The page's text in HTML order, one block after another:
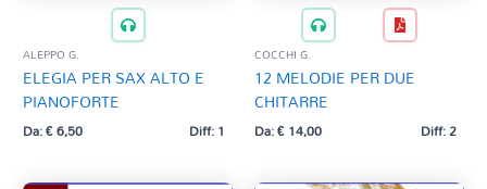
ALEPPO G.
ELEGIA PER SAX ALTO E
PIANOFORTE
Da:€6,50 Diff: 1
COCCHI G.
12 MELODIE PER DUE
CHITARRE
Da:€14,00 Diff: 2